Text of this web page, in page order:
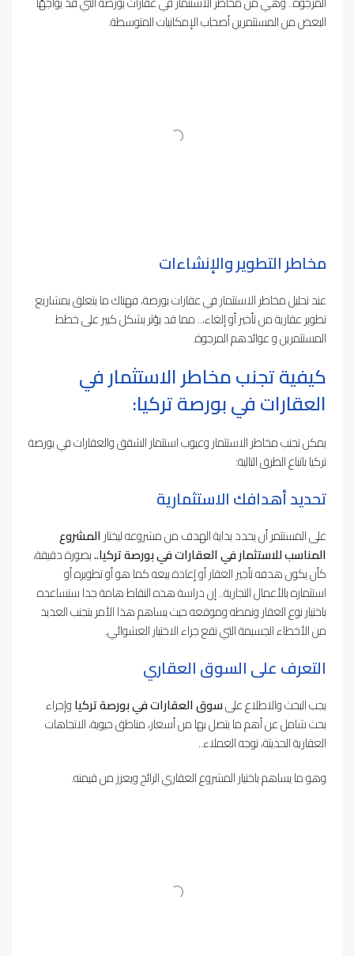
البعض من المستثمرين أصحاب الإمكانيات المتوسطة.
مخاطر التطوير والإنشاءات
عند تحليل مخاطر الاستثمار في عقارات بورصة، فهناك ما يتعلق بمشاريع
تطوير عقارية من تأخير أو إلغاء،.. مما قد يؤثر بشكل كبير على خطط
المستثمرين و عوائدهم المرجوة.
كيفية تجنب مخاطر الاستثمار في
العقارات في بورصة تركيا:
يمكن تجنب مخاطر الاستثمار وعيوب استثمار الشقق والعقارات في بورصة
تركيا باتباع الطرق التالية:
تحديد أهدافك الاستثمارية
على المستثمر أن يحدد بداية الهدف من مشروعه ليختارالمشروع
المناسب للاستثمار في العقارات في بورصة تركيا..بصورة دقيقة،
كأن يكون هدفه تأجير العقار أو إعادة بيعه كما هو أو تطويره أو
استثماره بالأعمال التجارية.. إن دراسة هذه النقاط هامة جدا ستساعده
باختيار نوع العقار ونمطه وموقعه حيث يساهم هذا الأمر بتجنب العديد
من الأخطاء الجسيمة التي تقع جراء الاختيار العشوائي.
التعرف على السوق العقاري
يجب البحث والاطلاع علىسوق العقارات في بورصة تركياوإجراء
بحث شامل عن أهم ما يتصل بها من أسعار، مناطق حيوية، الاتجاهات
العقارية الحديثة، توجه العملاء..
وهو ما يساهم باختيار المشروع العقاري الرائج ويعزز من قيمته.